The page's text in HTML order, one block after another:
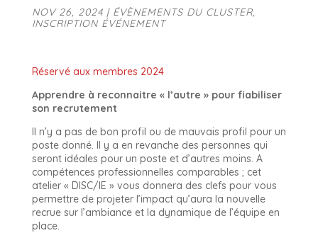
NOV 26, 2024| ÉVÈNEMENTS DU CLUSTER,
INSCRIPTION ÉVÉNEMENT
Réservé aux membres 2024
Apprendre à reconnaitre « l’autre » pour fiabiliser
son recrutement
Il n’y a pas de bon profil ou de mauvais profil pour un
poste donné. Il y a en revanche des personnes qui
seront idéales pour un poste et d’autres moins. A
compétences professionnelles comparables ; cet
atelier « DISC/IE » vous donnera des clefs pour vous
permettre de projeter l’impact qu’aura la nouvelle
recrue sur l’ambiance et la dynamique de l’équipe en
place.